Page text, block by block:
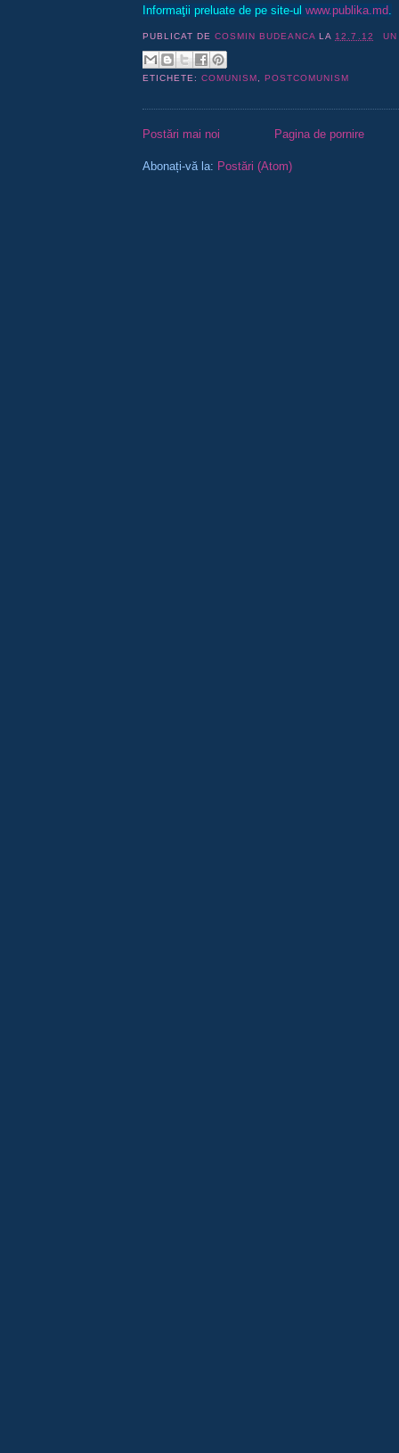
Informaţii preluate de pe site-ul www.publika.md
PUBLICAT DECOSMIN BUDEANCA LA12.7.12
ETICHETE:COMUNISM,POSTCOMUNISM
Postări mai noi Pagina de pornire
Abonați-vă la: Postări (Atom)